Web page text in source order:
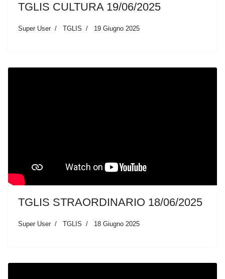
TGLIS CULTURA 19/06/2025
Super User TGLIS 19 Giugno 2025
TGLIS STRAORDINARIO 18/06/2025
Super User TGLIS 18 Giugno 2025